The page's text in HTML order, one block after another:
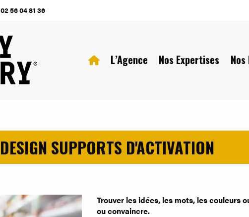
02 56 04 81 36
L’Agence Nos Expertises
DESIGN SUPPORTS D'ACTIVATION
Trouver les idées, les mots, les couleurs
ou convaincre.